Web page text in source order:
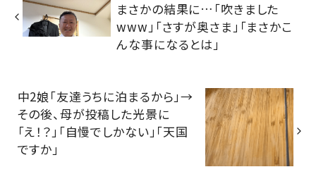
まさかの結果に…「吹きました
www」「さすが奥さま」「まさかこ
んな事になるとは」
中2娘「友達うちに泊まるから」→
その後、母が投稿した光景に
「え！？」「自慢でしかない」「天国
ですか」